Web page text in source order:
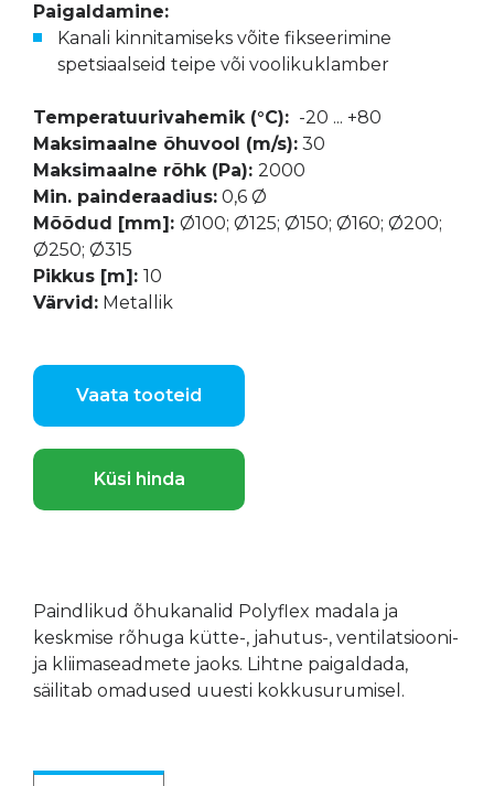
Paigaldamine:
Kanali kinnitamiseks võite fikseerimine
spetsiaalseid teipe või voolikuklamber
Temperatuurivahemik (°C): -20 ... +80
Maksimaalne õhuvool (m/s): 30
Maksimaalne rõhk (Pa): 2000
Min. painderaadius: 0,6 Ø
Mõõdud [mm]: Ø100; Ø125; Ø150; Ø160; Ø200;
Ø250; Ø315
Pikkus [m]: 10
Värvid: Metallik
Vaata tooteid
Küsi hinda
Paindlikud õhukanalid Polyflex madala ja
keskmise rõhuga kütte-, jahutus-, ventilatsiooni-
ja kliimaseadmete jaoks. Lihtne paigaldada,
säilitab omadused uuesti kokkusurumisel.